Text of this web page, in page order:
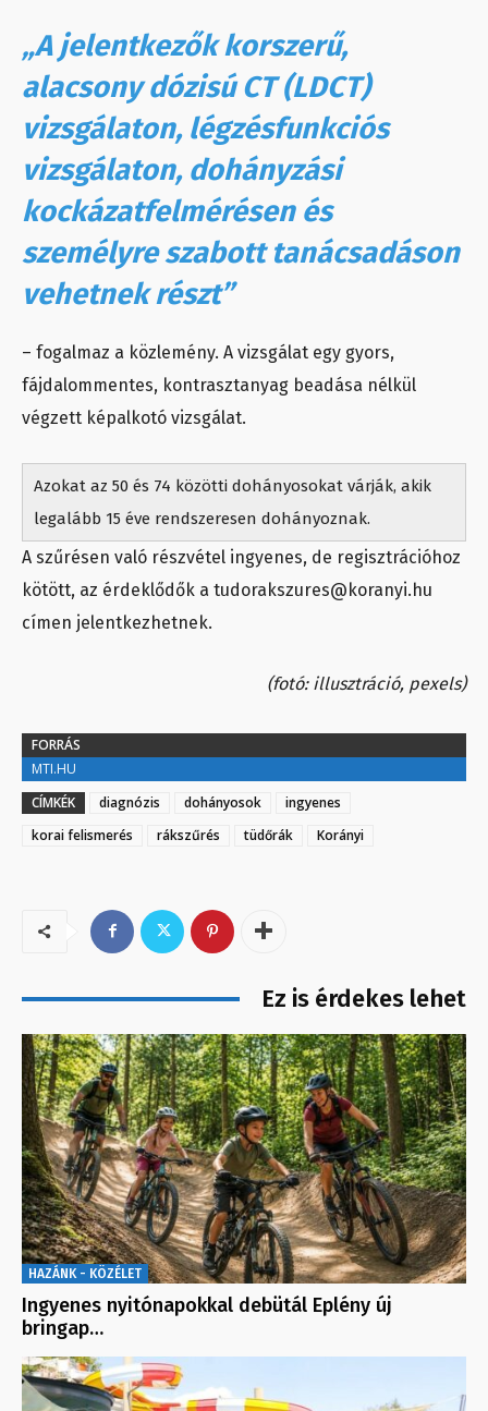
„A jelentkezők korszerű,
alacsony dózisú CT (LDCT)
vizsgálaton, légzésfunkciós
vizsgálaton, dohányzási
kockázatfelmérésen és
személyre szabott tanácsadáson
vehetnek részt”
– fogalmaz a közlemény. A vizsgálat egy gyors,
fájdalommentes, kontrasztanyag beadása nélkül
végzett képalkotó vizsgálat.
Azokat az 50 és 74 közötti dohányosokat várják, akik
legalább 15 éve rendszeresen dohányoznak.
A szűrésen való részvétel ingyenes, de regisztrációhoz
kötött, az érdeklődők a tudorakszures@koranyi.hu
címen jelentkezhetnek.
(fotó: illusztráció, pexels)
FORRÁS
MTI.HU
CÍMKÉK
diagnózis dohányosok
ingyenes
korai felismerés
rákszűrés tüdőrák Korányi
Ez is érdekes lehet
HAZÁNK - KÖZÉLET
Ingyenes nyitónapokkal debütál Eplény új
bringap…